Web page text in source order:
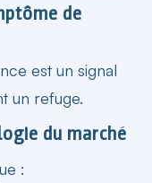
de
est un signal
un refuge.
du marché​
: